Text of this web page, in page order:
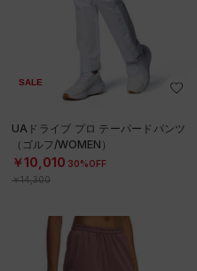
SALE
UAドライブ プロ テーパードパンツ
（ゴルフ/WOMEN）
￥10,010 30%OFF
￥14,300